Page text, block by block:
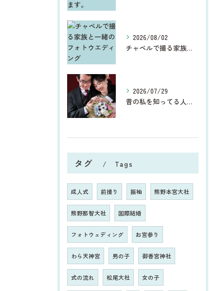
2026/08/02
チャペルで撮る家族と一緒のフォトウエディング
2026/07/29
昔の私を知ってる人からしたら、今、お宮参りや七五三、ウエディ...
タグ Tags
成人式 前撮り 振袖 熊野本宮大社
熊野那智大社 国際結婚
フォトウェディング お宮参り
わら天神宮 男の子 御香宮神社
式の流れ 松尾大社 女の子